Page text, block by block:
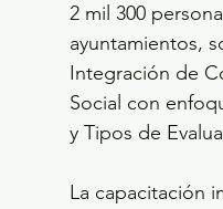
2 mil 300
ayuntamientos,
Integración de
Social con
y Tipos de
La capacitación